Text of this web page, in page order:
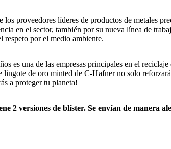
los proveedores líderes de productos de metales
en el sector, también por su nueva línea de
respeto por el medio ambiente.
es una de las empresas principales en el reciclaje
lingote de oro minted de C-Hafner no solo
a proteger tu planeta!
2 versiones de blíster. Se envían de manera